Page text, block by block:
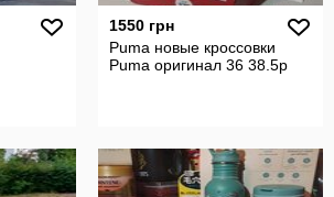
1550 грн
Puma новые кроссовки
Puma оригинал 36 38.5р